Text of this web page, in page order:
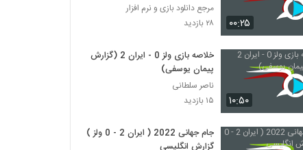
۰۰:۲۵
مرجع دانلود بازی و نرم افزار
۲۸ بازدید
۱۰:۵۰
خلاصه بازی ولز 0 - ایران 2 (گزارش
پیمان یوسفی)
ناصر سلطانی
۱۵ بازدید
جام جهانی 2022 ( ایران 2 - 0 ولز )
گزارش انگلیسی